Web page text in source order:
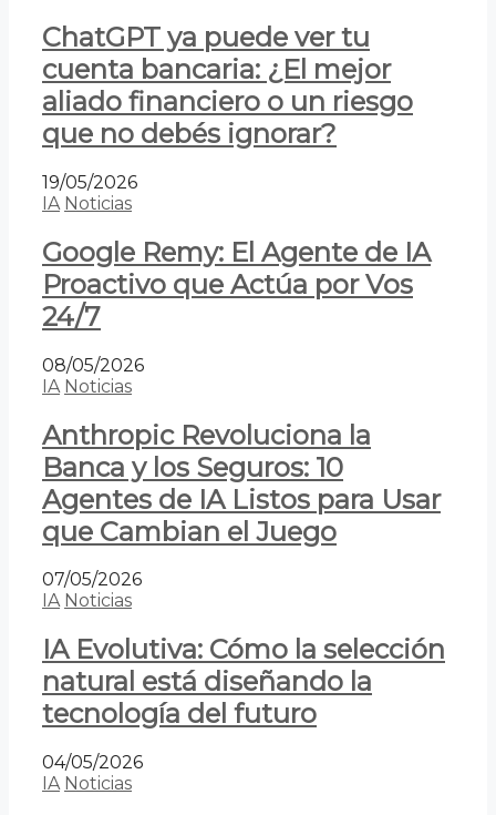
ChatGPT ya puede ver tu
cuenta bancaria: ¿El mejor
aliado financiero o un riesgo
que no debés ignorar?
19/05/2026
IA Noticias
Google Remy: El Agente de IA
Proactivo que Actúa por Vos
24/7
08/05/2026
IA Noticias
Anthropic Revoluciona la
Banca y los Seguros: 10
Agentes de IA Listos para Usar
que Cambian el Juego
07/05/2026
IA Noticias
IA Evolutiva: Cómo la selección
natural está diseñando la
tecnología del futuro
04/05/2026
IA Noticias